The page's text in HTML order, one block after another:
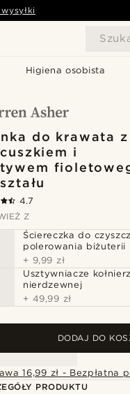
Higiena osobista
do krawata z
i
4.7
Z
Ściereczka do
polerowania biżuterii
+ 9,99 zł
Usztywniacze
nierdzewnej
+ 49,99 zł
DODAJ DO
16,99 zł - Bezpłatna
PRODUKTU